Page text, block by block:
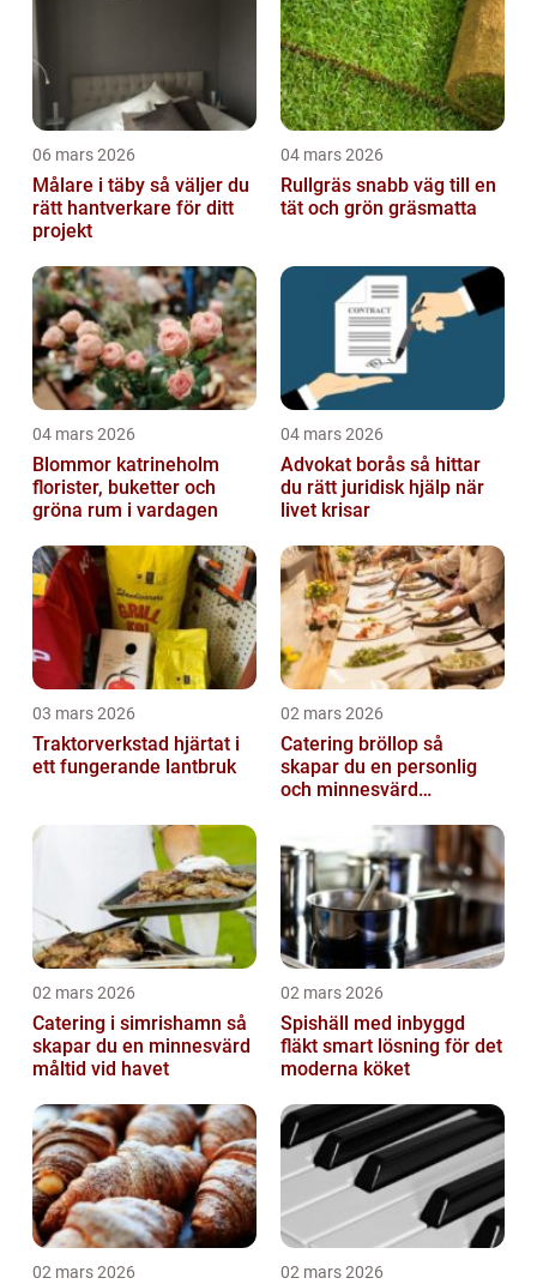
06 mars 2026
Målare i täby så väljer du
rätt hantverkare för ditt
projekt
04 mars 2026
Rullgräs snabb väg till en
tät och grön gräsmatta
04 mars 2026
Blommor katrineholm
florister, buketter och
gröna rum i vardagen
04 mars 2026
Advokat borås så hittar
du rätt juridisk hjälp när
livet krisar
03 mars 2026
Traktorverkstad hjärtat i
ett fungerande lantbruk
02 mars 2026
Catering bröllop så
skapar du en personlig
och minnesvärd
02 mars 2026
Catering i simrishamn så
skapar du en minnesvärd
måltid vid havet
02 mars 2026
Spishäll med inbyggd
fläkt smart lösning för det
moderna köket
02 mars 2026 02 mars 2026